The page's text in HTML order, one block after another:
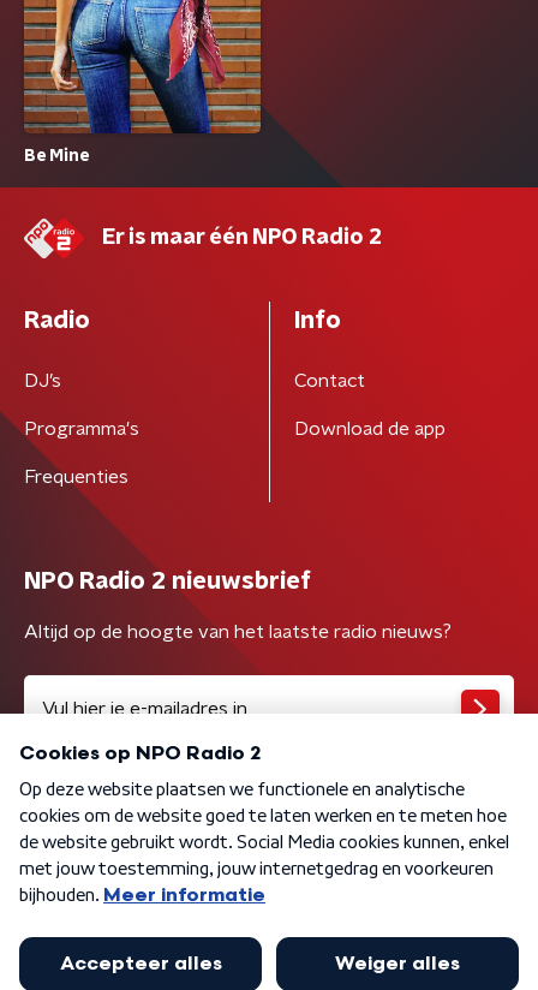
Be Mine
Er is maar één NPO Radio 2
Radio
DJ’s
Programma's
Frequenties
Info
Contact
Download de app
NPO Radio 2 nieuwsbrief
Altijd op de hoogte van het laatste radio nieuws?
Algemene voorwaarden